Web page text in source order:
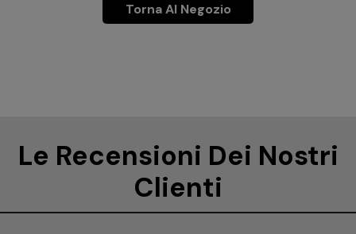
Torna Al Negozio
Le Recensioni Dei Nostri
Clienti